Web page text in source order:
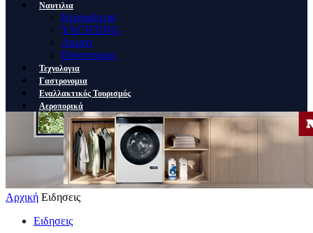
Ναυτιλια
Κρουαζιερα
YACHTING
Λιμανι
Ποντοπορος
Τεχνολογια
Γαστρονομια
Εναλλακτικός Τουρισμός
Αεροπορικά
Αρχική Ειδησεις
Ειδησεις